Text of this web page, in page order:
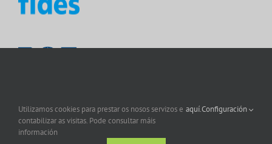
Utilizamos cookies para prestar os nosos servizos e
contabilizar as visitas. Pode consultar máis
información
aquí.Configuración